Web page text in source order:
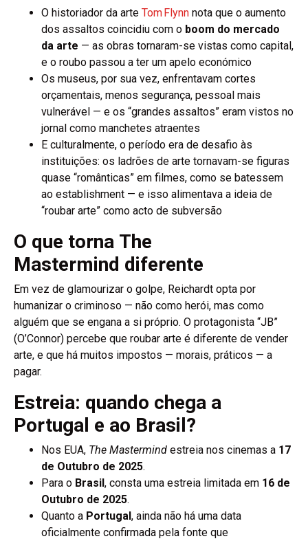
O historiador da arte Tom Flynn nota que o aumento
dos assaltos coincidiu com o boom do mercado
da arte — as obras tornaram-se vistas como capital,
e o roubo passou a ter um apelo económico
Os museus, por sua vez, enfrentavam cortes
orçamentais, menos segurança, pessoal mais
vulnerável — e os “grandes assaltos” eram vistos no
jornal como manchetes atraentes
E culturalmente, o período era de desafio às
instituições: os ladrões de arte tornavam-se figuras
quase “românticas” em filmes, como se batessem
ao establishment — e isso alimentava a ideia de
“roubar arte” como acto de subversão
O que torna The
Mastermind diferente
Em vez de glamourizar o golpe, Reichardt opta por
humanizar o criminoso — não como herói, mas como
alguém que se engana a si próprio. O protagonista “JB”
(O’Connor) percebe que roubar arte é diferente de vender
arte, e que há muitos impostos — morais, práticos — a
pagar.
Estreia: quando chega a
Portugal e ao Brasil?
Nos EUA, The Mastermind estreia nos cinemas a 17
de Outubro de 2025.
Para o Brasil, consta uma estreia limitada em 16 de
Outubro de 2025.
Quanto a Portugal, ainda não há uma data
oficialmente confirmada pela fonte que